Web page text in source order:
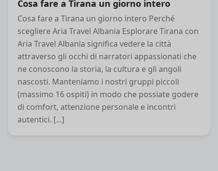
Cosa fare a Tirana un giorno intero
Cosa fare a Tirana un giorno intero Perché
scegliere Aria Travel Albania Esplorare Tirana con
Aria Travel Albania significa vedere la città
attraverso gli occhi di narratori appassionati che
ne conoscono la storia, la cultura e gli angoli
nascosti. Manteniamo i nostri gruppi piccoli
(massimo 16 ospiti) in modo che possiate godere
di comfort, attenzione personale e incontri
autentici. [...]